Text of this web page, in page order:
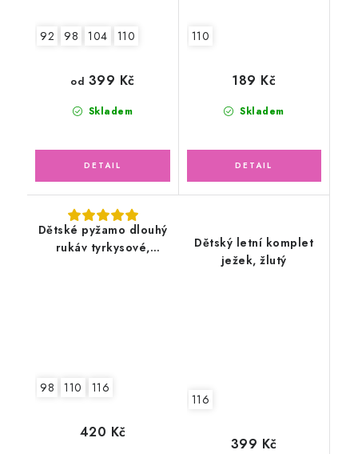
92 98 104 110
Skladem
od 399 Kč
110
Skladem
189 Kč
Dětské pyžamo dlouhý
rukáv tyrkysové,
98 110 116
420 Kč
Dětský letní komplet
ježek, žlutý
116
399 Kč